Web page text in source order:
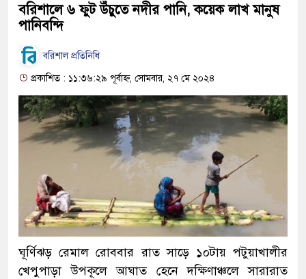
বরিশালে ৬ ফুট উঁচুতে নদীর পানি, কয়েক লাখ মানুষ
পানিবন্দি
বরিশাল প্রতিনিধি
প্রকাশিত : ১১:৩৬:২৯ পূর্বাহ্ন, সোমবার, ২৭ মে ২০২৪
ঘূর্ণিঝড় রেমাল রোববার রাত সাড়ে ১০টায় পটুয়াখালীর
খেপুপাড়া উপকূলে আঘাত হেনে দক্ষিণাঞ্চলে সারারাত